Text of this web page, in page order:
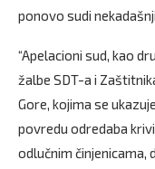
ponovo sudi
“Apelacioni sud, kao
žalbe SDT-a i
Gore, kojima se
povredu odredaba
odlučnim činjenicama,